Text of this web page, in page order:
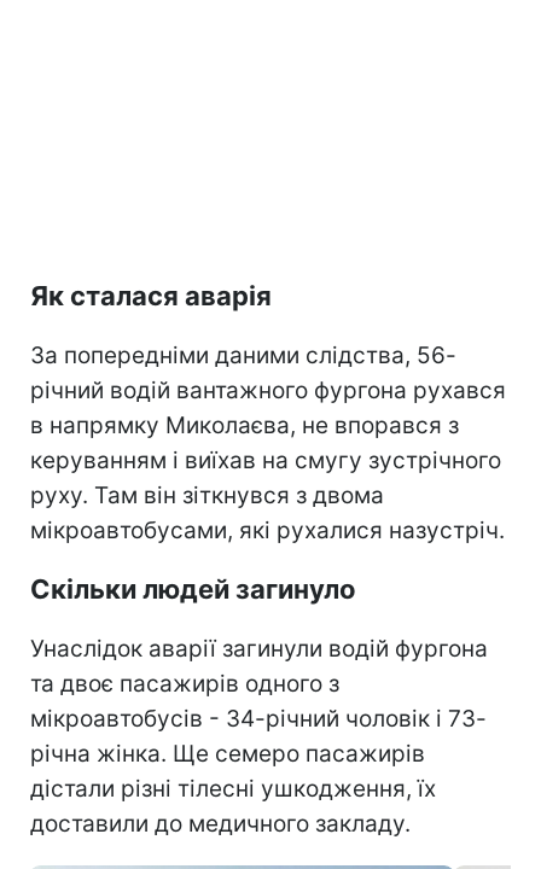
Як сталася аварія
За попередніми даними слідства, 56-
річний водій вантажного фургона рухався
в напрямку Миколаєва, не впорався з
керуванням і виїхав на смугу зустрічного
руху. Там він зіткнувся з двома
мікроавтобусами, які рухалися назустріч.
Скільки людей загинуло
Унаслідок аварії загинули водій фургона
та двоє пасажирів одного з
мікроавтобусів - 34-річний чоловік і 73-
річна жінка. Ще семеро пасажирів
дістали різні тілесні ушкодження, їх
доставили до медичного закладу.